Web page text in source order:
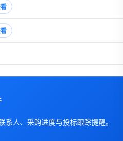
系人、采购进度与投标跟踪提醒。